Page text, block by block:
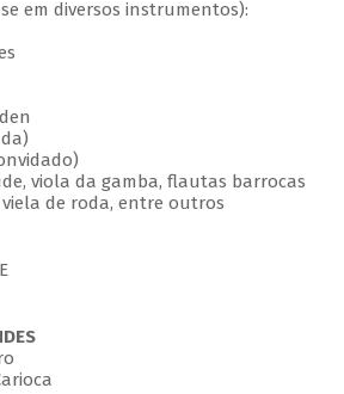
em diversos instrumentos):
viola da gamba, flautas barrocas
viela de roda, entre outros